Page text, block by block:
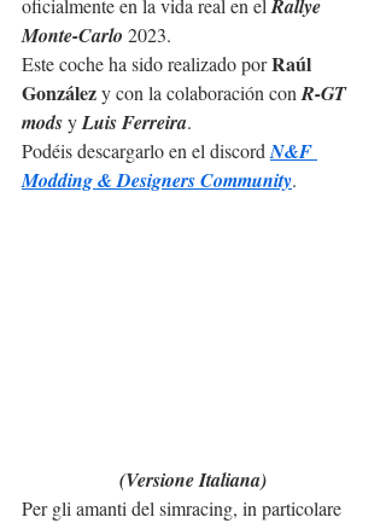
oficialmente en la vida real en el Rallye
Monte-Carlo 2023.
Este coche ha sido realizado por Raúl
González y con la colaboración con R-GT
mods y Luis Ferreira.
Podéis descargarlo en el discord N&F
Modding & Designers Community.
(Versione Italiana)
Per gli amanti del simracing, in particolare